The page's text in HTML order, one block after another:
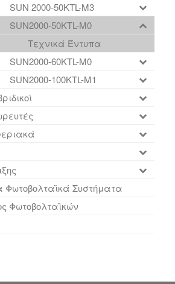
SUN 2000-50KTL-M3
SUN2000-50KTL-M0
Τεχνικά Έντυπα
SUN2000-60KTL-M0
SUN2000-100KTL-M1
Φωτοβολταϊκά Συστήματα
Φωτοβολταϊκών